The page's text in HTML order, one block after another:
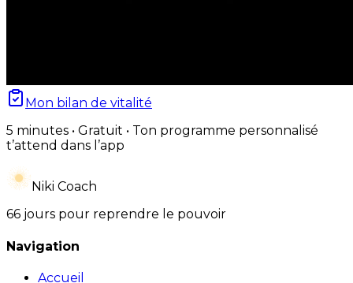
Mon bilan de vitalité
5 minutes • Gratuit • Ton programme personnalisé
t’attend dans l’app
Niki Coach
66 jours pour reprendre le pouvoir
Navigation
Accueil